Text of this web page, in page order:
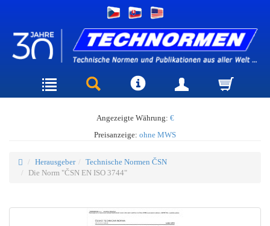
Angezeigte Währung: €
Preisanzeige: ohne MWS
Herausgeber
Technische Normen ČSN
Die Norm "ČSN EN ISO 3744"